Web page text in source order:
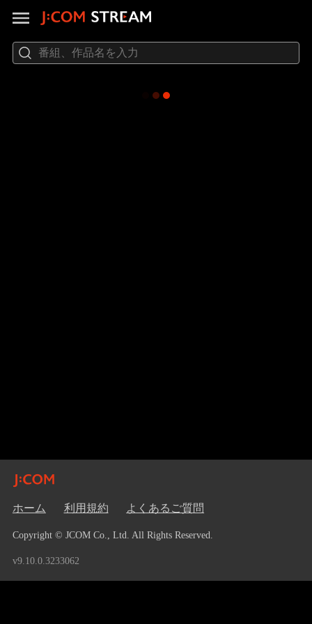
ホーム 利用規約 よくあるご質問
Copyright © JCOM Co., Ltd. All Rights Reserved.
v9.10.0.3233062